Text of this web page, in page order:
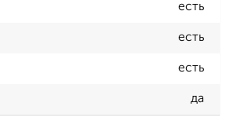
есть
есть
есть
да